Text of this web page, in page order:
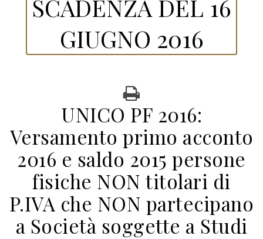
SCADENZA DEL 16
GIUGNO 2016
UNICO PF 2016:
Versamento primo acconto
2016 e saldo 2015 persone
fisiche NON titolari di
P.IVA che NON partecipano
a Società soggette a Studi